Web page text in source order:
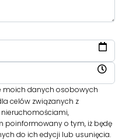
moich danych osobowych
celów związanych z
poinformowany o tym, iż będę
do ich edycji lub usunięcia.